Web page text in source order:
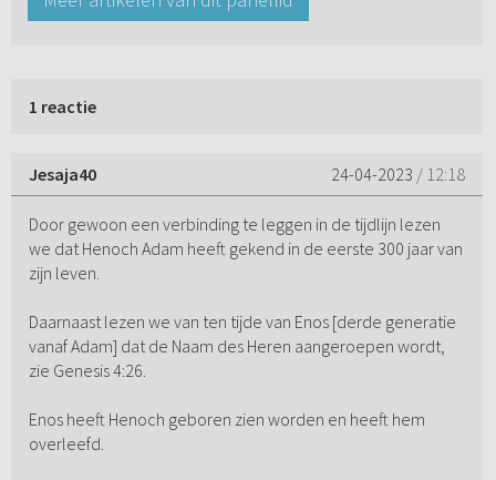
1 reactie
Jesaja40 24-04-2023 / 12:18
Door gewoon een verbinding te leggen in de tijdlijn lezen
we dat Henoch Adam heeft gekend in de eerste 300 jaar van
zijn leven.
Daarnaast lezen we van ten tijde van Enos [derde generatie
vanaf Adam] dat de Naam des Heren aangeroepen wordt,
zie Genesis 4:26.
Enos heeft Henoch geboren zien worden en heeft hem
overleefd.